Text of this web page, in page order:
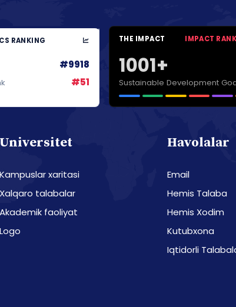
RANKING
#9918
#51
THE IMPACT IMPACT
1001+
Sustainable Development
Universitet
Kampuslar xaritasi
Xalqaro talabalar
Akademik faoliyat
Logo
Havolalar
Email
Hemis Talaba
Hemis Xodim
Kutubxona
Iqtidorli